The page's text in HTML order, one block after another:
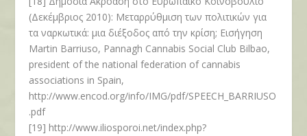
(Δεκέμβριος 2010): Μεταρρύθμιση των πολιτικών για
τα ναρκωτικά: μια διέξοδος από την κρίση; Εισήγηση
Martin Barriuso, Pannagh Cannabis Social Club Bilbao,
president of the national federation of cannabis
associations in Spain,
http://www.encod.org/info/IMG/pdf/SPEECH_BARRIUSO
.pdf
[19] http://www.iliosporoi.net/index.php?